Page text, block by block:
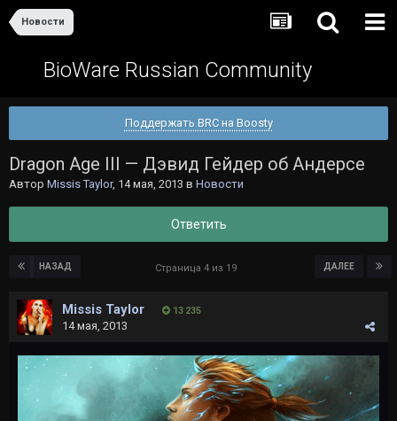
Новости
BioWare Russian Community
Поддержать BRC на Boosty
Dragon Age III — Дэвид Гейдер об Андерсе
Автор Missis Taylor, 14 мая, 2013 в Новости
Ответить
НАЗАД ДАЛЕЕ
Страница 4 из 19
Missis Taylor 13 235
14 мая, 2013